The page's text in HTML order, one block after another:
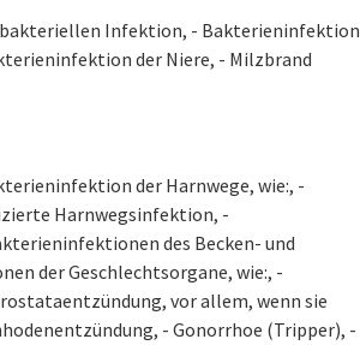
bakteriellen Infektion, - Bakterieninfektion
der Niere, - Milzbrand
der Harnwege, wie:, -
Harnwegsinfektion, -
des Becken- und
der Geschlechtsorgane, wie:, -
vor allem, wenn sie
- Gonorrhoe (Tripper), -